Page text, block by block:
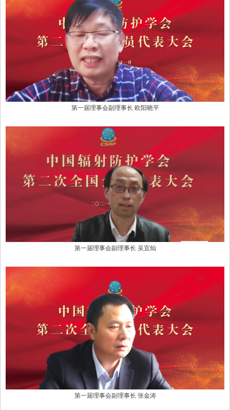
第一届理事会副理事长 欧阳晓平
第一届理事会副理事长 吴宜灿
第一届理事会副理事长 张金涛